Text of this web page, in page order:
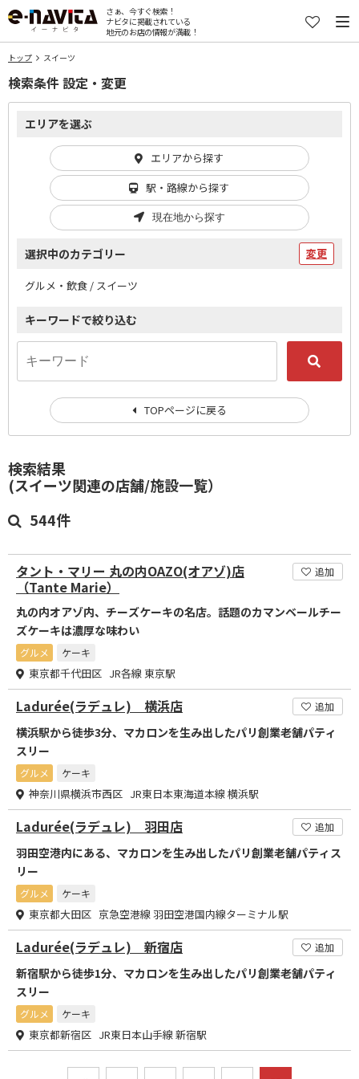
さぁ、今すぐ検索！
ナビタに掲載されている
地元のお店の情報が満載！
トップ スイーツ
検索結果
(スイーツ関連の店舗/施設一覧）
544件
タント・マリー 丸の内OAZO(オアゾ)店
（Tante Marie）
追加
丸の内オアゾ内、チーズケーキの名店。話題のカマンベールチー
ズケーキは濃厚な味わい
グルメ ケーキ
東京都千代田区 JR各線 東京駅
Ladurée(ラデュレ) 横浜店 追加
横浜駅から徒歩3分、マカロンを生み出したパリ創業老舗パティ
スリー
グルメ ケーキ
神奈川県横浜市西区 JR東日本東海道本線 横浜駅
Ladurée(ラデュレ) 羽田店 追加
羽田空港内にある、マカロンを生み出したパリ創業老舗パティス
リー
グルメ ケーキ
東京都大田区 京急空港線 羽田空港国内線ターミナル駅
Ladurée(ラデュレ) 新宿店 追加
新宿駅から徒歩1分、マカロンを生み出したパリ創業老舗パティ
スリー
グルメ ケーキ
東京都新宿区 JR東日本山手線 新宿駅
検索条件 設定・変更
エリアを選ぶ
エリアから探す
駅・路線から探す
現在地から探す
選択中のカテゴリー 変更
グルメ・飲食 / スイーツ
キーワードで絞り込む
TOPページに戻る